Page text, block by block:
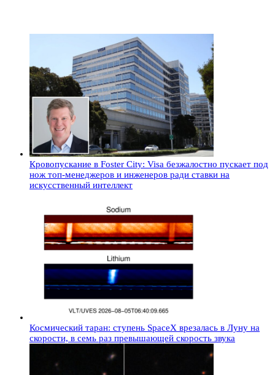
Кровопускание в Foster City: Visa безжалостно пускает под
нож топ-менеджеров и инженеров ради ставки на
искусственный интеллект
Космический таран: ступень SpaceX врезалась в Луну на
скорости, в семь раз превышающей скорость звука